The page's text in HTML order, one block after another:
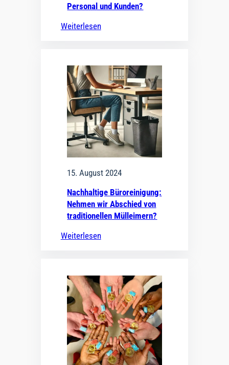
Personal und Kunden?
Weiterlesen
15. August 2024
Nachhaltige Büroreinigung:
Nehmen wir Abschied von
traditionellen Mülleimern?
Weiterlesen